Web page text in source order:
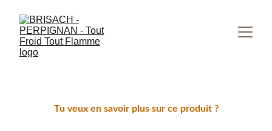
Tu veux en savoir plus sur ce produit ?